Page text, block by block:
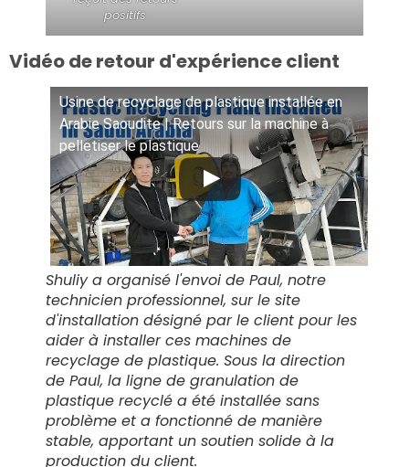
positifs
Vidéo de retour d'expérience client
Usine de recyclage de plastique installée en
Arabie Saoudite | Retours sur la machine à
pelletiser le plastique
Shuliy a organisé l'envoi de Paul, notre
technicien professionnel, sur le site
d'installation désigné par le client pour les
aider à installer ces machines de
recyclage de plastique. Sous la direction
de Paul, la ligne de granulation de
plastique recyclé a été installée sans
problème et a fonctionné de manière
stable, apportant un soutien solide à la
production du client.